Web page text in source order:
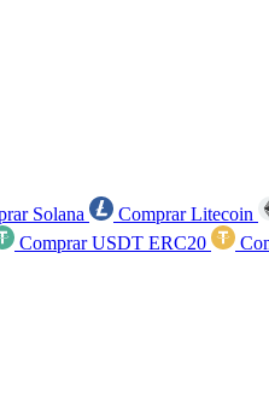
Solana Comprar Litecoin
Comprar USDT ERC20